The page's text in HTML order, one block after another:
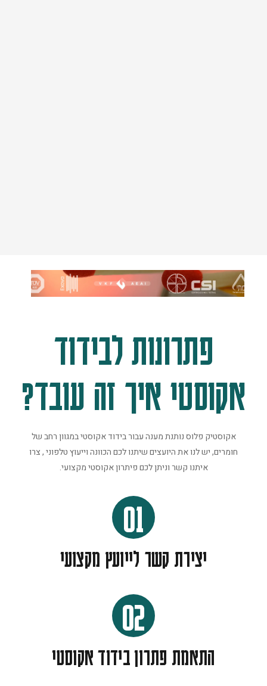
פתרונות לבידוד
אקוסטי איך זה עובד?
אקוסטיק פלוס נותנת מענה עבור בידוד אקוסטי במגוון רחב של
חומרים, יש לנו את היועצים שיתנו לכם הכוונה וייעוץ טלפוני , צרו
איתנו קשר וניתן לכם פיתרון אקוסטי מקצועי.
01
יצירת קשר לייועץ מקצועי
02
התאמת פתרון בידוד אקוסטי